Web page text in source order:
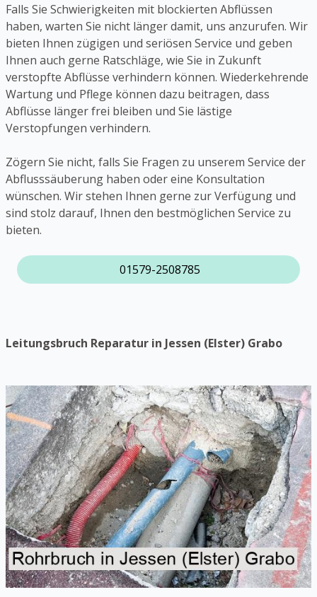
Falls Sie Schwierigkeiten mit blockierten Abflüssen
haben, warten Sie nicht länger damit, uns anzurufen. Wir
bieten Ihnen zügigen und seriösen Service und geben
Ihnen auch gerne Ratschläge, wie Sie in Zukunft
verstopfte Abflüsse verhindern können. Wiederkehrende
Wartung und Pflege können dazu beitragen, dass
Abflüsse länger frei bleiben und Sie lästige
Verstopfungen verhindern.
Zögern Sie nicht, falls Sie Fragen zu unserem Service der
Abflusssäuberung haben oder eine Konsultation
wünschen. Wir stehen Ihnen gerne zur Verfügung und
sind stolz darauf, Ihnen den bestmöglichen Service zu
bieten.
01579-2508785
Leitungsbruch Reparatur in Jessen (Elster) Grabo